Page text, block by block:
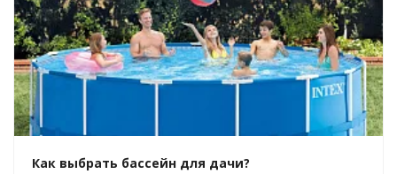
Как выбрать бассейн для дачи?